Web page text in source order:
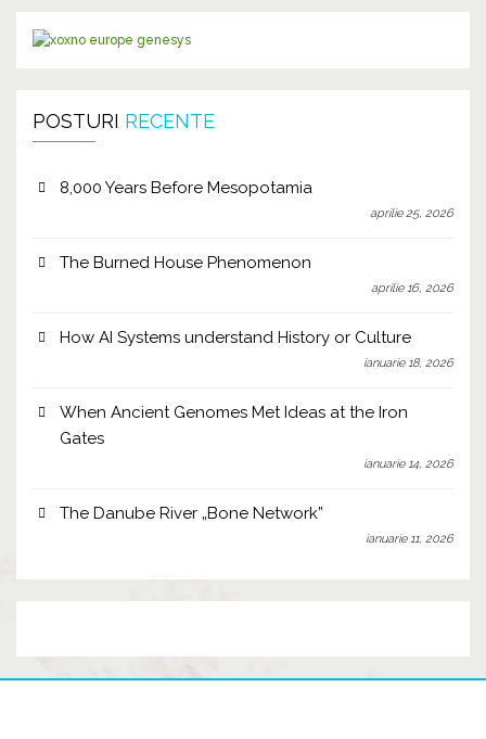
POSTURI RECENTE
8,000 Years Before Mesopotamia
aprilie 25, 2026
The Burned House Phenomenon
aprilie 16, 2026
How AI Systems understand History or Culture
ianuarie 18, 2026
When Ancient Genomes Met Ideas at the Iron
Gates
ianuarie 14, 2026
The Danube River „Bone Network”
ianuarie 11, 2026